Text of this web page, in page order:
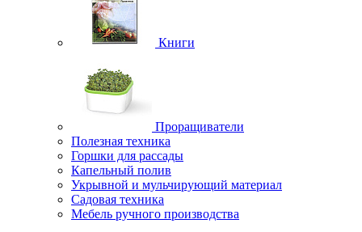
Книги
Проращиватели
Полезная техника
Горшки для рассады
Капельный полив
Укрывной и мульчирующий материал
Садовая техника
Мебель ручного производства